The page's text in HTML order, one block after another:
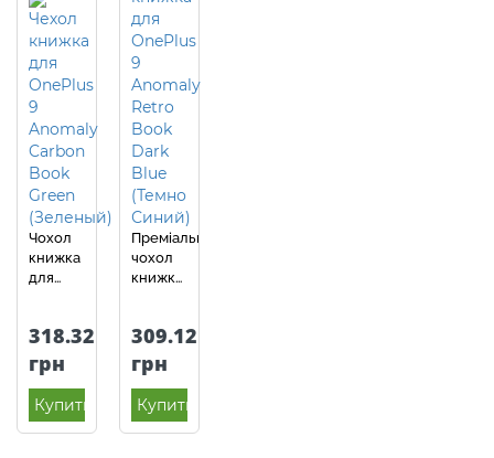
Чохол
книжка
для
(EU/NA)
Anomaly
Carbon
Book
Green
(Зелений)
318.32
грн
Купить
Преміальний
чохол
книжка
9
(EU/NA)
Anomaly
K'try
Premium
Dark
309.12
грн
Купить